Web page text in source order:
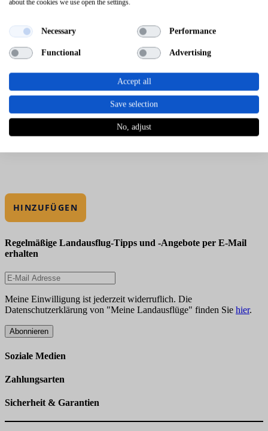
HINZUFÜGEN
Regelmäßige Landausflug-Tipps und -Angebote per E-Mail
erhalten
Meine Einwilligung ist jederzeit widerruflich. Die
Datenschutzerklärung von "Meine Landausflüge" finden Sie hier.
Abonnieren
Soziale Medien
Zahlungsarten
Sicherheit & Garantien
about the cookies we use open the settings.
Necessary Performance
Functional Advertising
Accept all
Save selection
No, adjust